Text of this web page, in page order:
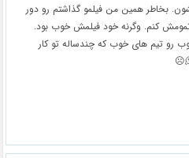
بخاطر همین من فیلمو گذاشتم رو دور
کنم. وگرنه خود فیلمش خوب بود.
رو تیم های خوب که چندساله تو کار